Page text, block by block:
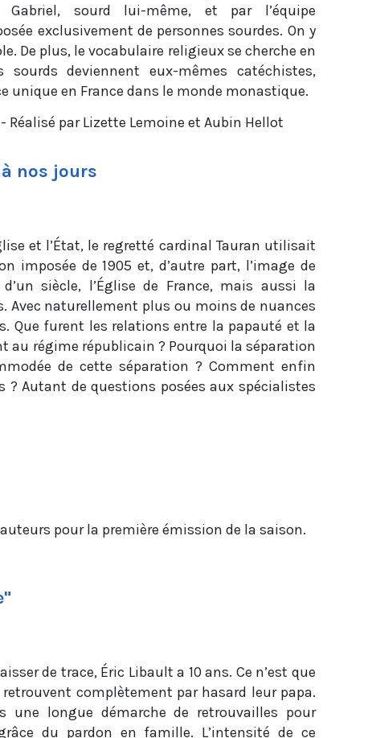
sourd lui-même, et par l’équipe
exclusivement de personnes sourdes. On y
De plus, le vocabulaire religieux se cherche en
deviennent eux-mêmes catéchistes,
unique en France dans le monde monastique.
- Réalisé par Lizette Lemoine et Aubin Hellot
à nos jours
et l’État, le regretté cardinal Tauran utilisait
imposée de 1905 et, d’autre part, l’image de
siècle, l’Église de France, mais aussi la
Avec naturellement plus ou moins de nuances
Que furent les relations entre la papauté et la
au régime républicain ? Pourquoi la séparation
de cette séparation ? Comment enfin
? Autant de questions posées aux spécialistes
pour la première émission de la saison.
de trace, Éric Libault a 10 ans. Ce n’est que
complètement par hasard leur papa.
une longue démarche de retrouvailles pour
du pardon en famille. L’intensité de ce